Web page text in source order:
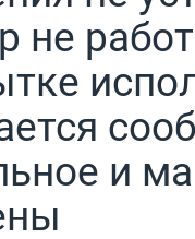
не
и